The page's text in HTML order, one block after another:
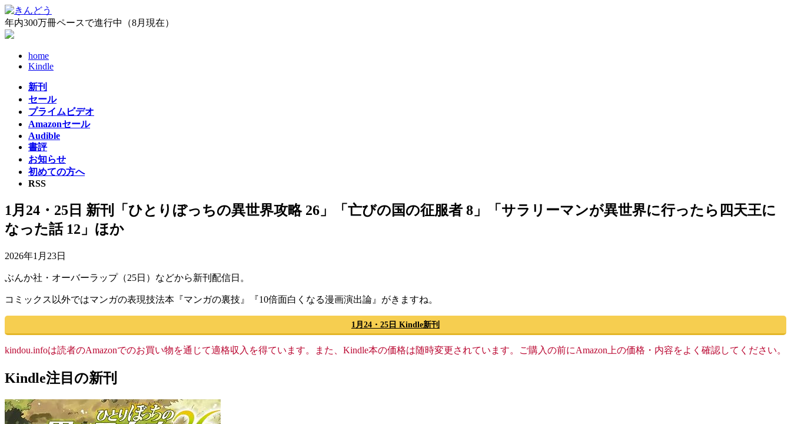
コ
ン
テ
ナ
ビ
ゲ
年内300万冊ペースで進行中（8月現在）
home
Kindle
新刊
セール
プライムビデオ
Amazonセール
Audible
書評
お知らせ
初めての方へ
RSS
1月24・25日 新刊「ひとりぼっちの異世界攻略 26」「亡びの国の征服者 8」「サラリーマンが異世界に行ったら四天王に
なった話 12」ほか
2026年1月23日
ぶんか社・オーバーラップ（25日）などから新刊配信日。
コミックス以外ではマンガの表現技法本『マンガの裏技』『10倍面白くなる漫画演出論』がきますね。
1月24・25日 Kindle新刊
kindou.infoは読者のAmazonでのお買い物を通じて適格収入を得ています。また、Kindle本の価格は随時変更されています。ご購入の前にAmazon上の価格・内容をよく確認してください。
Kindle注目の新刊